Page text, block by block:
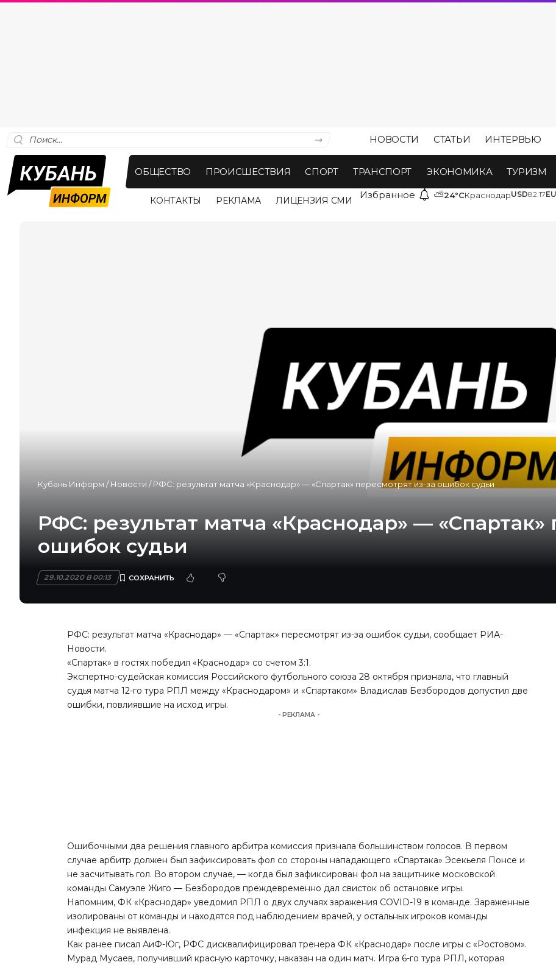
НОВОСТИ СТАТЬИ ИНТЕРВЬЮ
ОБЩЕСТВО ПРОИСШЕСТВИЯ СПОРТ ТРАНСПОРТ ЭКОНОМИКА ТУРИЗМ
КОНТАКТЫ РЕКЛАМА ЛИЦЕНЗИЯ СМИ Избранное ⛅24°CКраснодарUSD82.17
Кубань Информ /Новости /РФС: результат матча «Краснодар» — «Спартак» пересмотрят из-за ошибок судьи
РФС: результат матча «Краснодар» — «Спартак»
ошибок судьи
29.10.2020 В 00:13
РФС: результат матча «Краснодар» — «Спартак» пересмотрят из-за ошибок судьи, сообщает РИА-
Новости.
«Спартак» в гостях победил «Краснодар» со счетом 3:1.
Экспертно-судейская комиссия Российского футбольного союза 28 октября признала, что главный
судья матча 12-го тура РПЛ между «Краснодаром» и «Спартаком» Владислав Безбородов допустил две
ошибки, повлиявшие на исход игры.
- РЕКЛАМА -
Ошибочными два решения главного арбитра комиссия признала большинством голосов. В первом
случае арбитр должен был зафиксировать фол со стороны нападающего «Спартака» Эсекьеля Понсе и
не засчитывать гол. Во втором случае, — когда был зафиксирован фол на защитнике московской
команды Самуэле Жиго — Безбородов преждевременно дал свисток об остановке игры.
Напомним, ФК «Краснодар» уведомил РПЛ о двух случаях заражения COVID-19 в команде. Зараженные
изолированы от команды и находятся под наблюдением врачей, у остальных игроков команды
инфекция не выявлена.
Как ранее писал АиФ-Юг, РФС дисквалифицировал тренера ФК «Краснодар» после игры с «Ростовом».
Мурад Мусаев, получивший красную карточку, наказан на один матч. Игра 6-го тура РПЛ, которая